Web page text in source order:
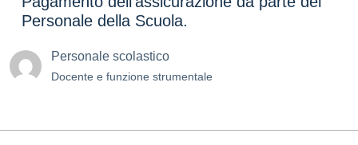
Personale della Scuola.
Personale scolastico
Docente e funzione strumentale